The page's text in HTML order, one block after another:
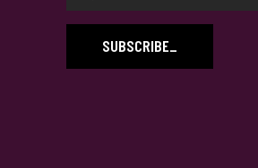
SUBSCRIBE_